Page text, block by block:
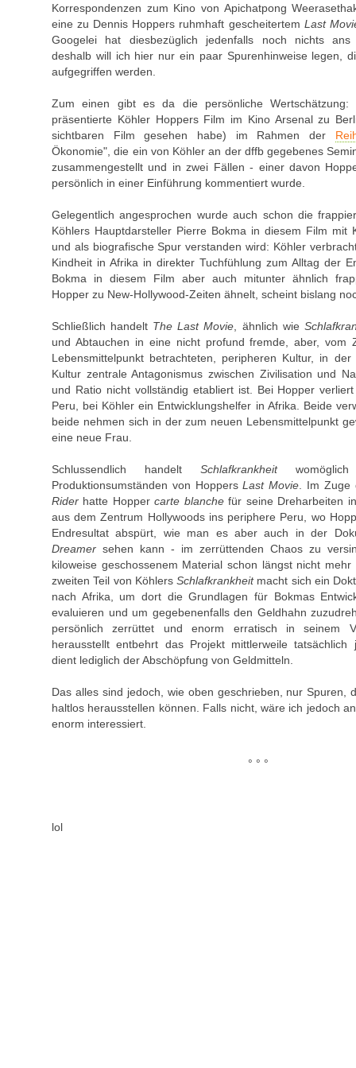
Korrespondenzen zum Kino von Apichatpong
eine zu Dennis Hoppers ruhmhaft gescheitertem Last
Googelei hat diesbezüglich jedenfalls noch nichts ans
deshalb will ich hier nur ein paar Spurenhinweise legen,
aufgegriffen werden.
Zum einen gibt es da die persönliche Wertschätzung:
präsentierte Köhler Hoppers Film im Kino Arsenal zu
sichtbaren Film gesehen habe) im Rahmen der
Ökonomie", die ein von Köhler an der dffb gegebenes
zusammengestellt und in zwei Fällen - einer davon
persönlich in einer Einführung kommentiert wurde.
Gelegentlich angesprochen wurde auch schon die
Köhlers Hauptdarsteller Pierre Bokma in diesem Film mit
und als biografische Spur verstanden wird: Köhler
Kindheit in Afrika in direkter Tuchfühlung zum Alltag der
Bokma in diesem Film aber auch mitunter ähnlich
Hopper zu New-Hollywood-Zeiten ähnelt, scheint bislang
Schließlich handelt The Last Movie , ähnlich wie
und Abtauchen in eine nicht profund fremde, aber, vom
Lebensmittelpunkt betrachteten, peripheren Kultur, in
Kultur zentrale Antagonismus zwischen Zivilisation und
und Ratio nicht vollständig etabliert ist. Bei Hopper
Peru, bei Köhler ein Entwicklungshelfer in Afrika. Beide
beide nehmen sich in der zum neuen Lebensmittelpunkt
eine neue Frau.
Schlussendlich handelt Schlafkrankheit
Produktionsumständen von HoppersLast Movie . Im
Rider hatte Hoppercarte blanchefür seine Dreharbeiten
aus dem Zentrum Hollywoods ins periphere Peru, wo
Endresultat abspürt, wie man es aber auch in der
Dreamer sehen kann - im zerrüttenden Chaos zu
kiloweise geschossenem Material schon längst nicht
zweiten Teil von KöhlersSchlafkrankheitmacht sich ein
nach Afrika, um dort die Grundlagen für Bokmas
evaluieren und um gegebenenfalls den Geldhahn
persönlich zerrüttet und enorm erratisch in seinem
herausstellt entbehrt das Projekt mittlerweile tatsächlich
dient lediglich der Abschöpfung von Geldmitteln.
Das alles sind jedoch, wie oben geschrieben, nur Spuren,
haltlos herausstellen können. Falls nicht, wäre ich jedoch
enorm interessiert.
° ° °
lol